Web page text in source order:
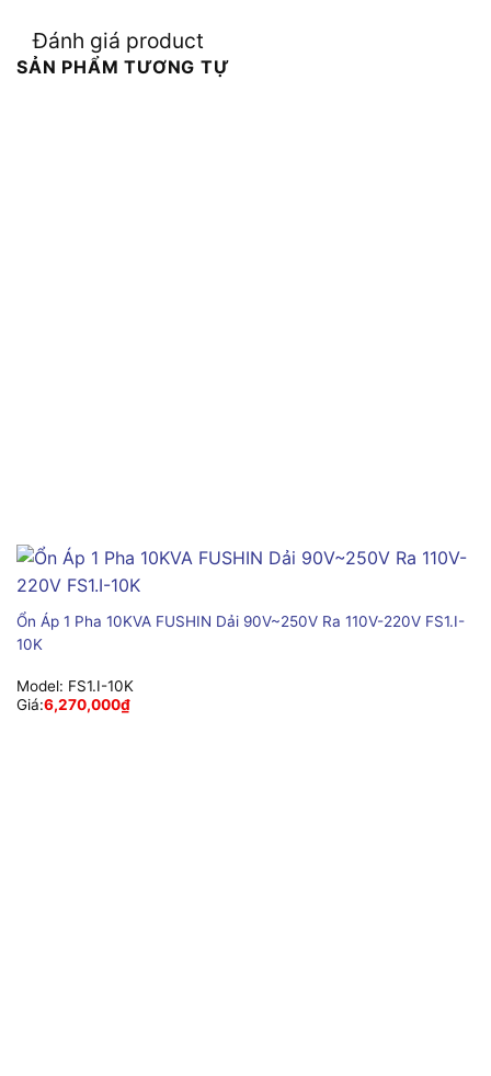
Đánh giá product
SẢN PHẨM TƯƠNG TỰ
Ổn Áp 1 Pha 10KVA FUSHIN Dải 90V~250V Ra 110V-220V FS1.I-
10K
Model: FS1.I-10K
Giá:6,270,000₫